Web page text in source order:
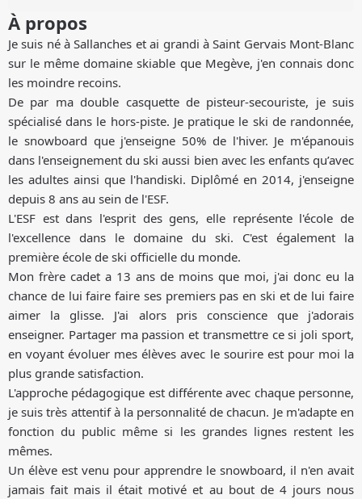
À propos
Je suis né à Sallanches et ai grandi à Saint Gervais Mont-Blanc
sur le même domaine skiable que Megève, j'en connais donc
les moindre recoins.
De par ma double casquette de pisteur-secouriste, je suis
spécialisé dans le hors-piste. Je pratique le ski de randonnée,
le snowboard que j'enseigne 50% de l'hiver. Je m'épanouis
dans l'enseignement du ski aussi bien avec les enfants qu’avec
les adultes ainsi que l'handiski. Diplômé en 2014, j'enseigne
depuis 8 ans au sein de l'ESF.
L'ESF est dans l'esprit des gens, elle représente l'école de
l'excellence dans le domaine du ski. C'est également la
première école de ski officielle du monde.
Mon frère cadet a 13 ans de moins que moi, j'ai donc eu la
chance de lui faire faire ses premiers pas en ski et de lui faire
aimer la glisse. J'ai alors pris conscience que j'adorais
enseigner. Partager ma passion et transmettre ce si joli sport,
en voyant évoluer mes élèves avec le sourire est pour moi la
plus grande satisfaction.
L'approche pédagogique est différente avec chaque personne,
je suis très attentif à la personnalité de chacun. Je m'adapte en
fonction du public même si les grandes lignes restent les
mêmes.
Un élève est venu pour apprendre le snowboard, il n'en avait
jamais fait mais il était motivé et au bout de 4 jours nous